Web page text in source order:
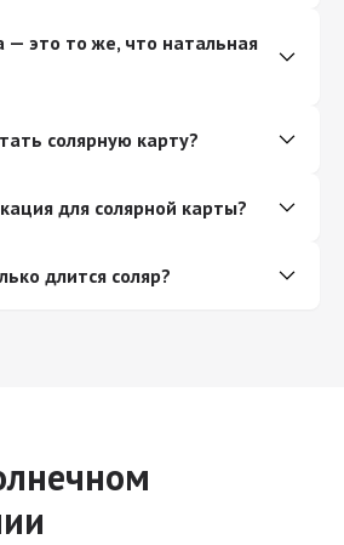
— это то же, что натальная
солярную карту?
для солярной карты?
длится соляр?